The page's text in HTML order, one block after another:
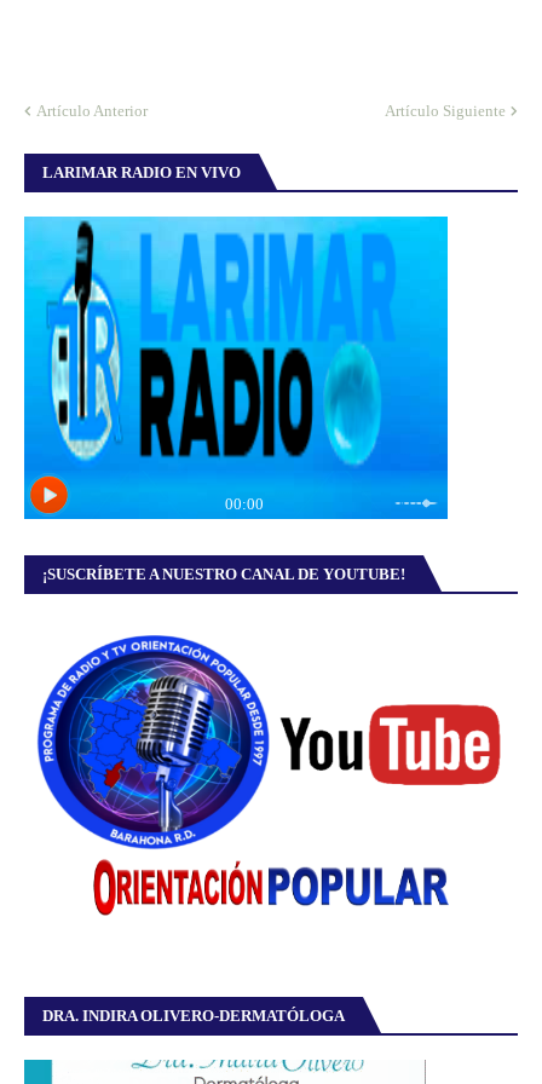
Artículo Anterior Artículo Siguiente
LARIMAR RADIO EN VIVO
¡SUSCRÍBETE A NUESTRO CANAL DE YOUTUBE!
DRA. INDIRA OLIVERO-DERMATÓLOGA